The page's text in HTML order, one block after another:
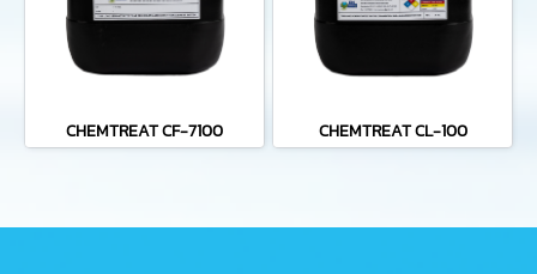
CHEMTREAT CF-7100 CHEMTREAT CL-100